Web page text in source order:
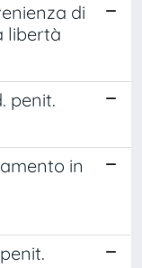
di
libertà
penit.
in